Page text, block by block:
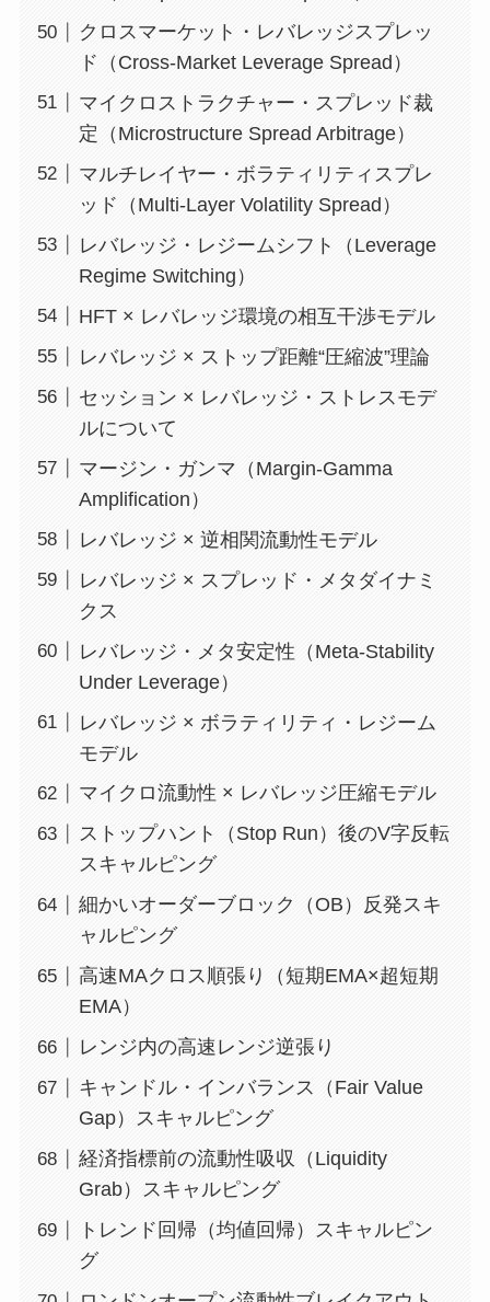
クロスマーケット・レバレッジスプレッ
ド（Cross-Market Leverage Spread）
マイクロストラクチャー・スプレッド裁
定（Microstructure Spread Arbitrage）
マルチレイヤー・ボラティリティスプレ
ッド（Multi-Layer Volatility Spread）
レバレッジ・レジームシフト（Leverage
Regime Switching）
HFT × レバレッジ環境の相互干渉モデル
レバレッジ × ストップ距離“圧縮波”理論
セッション × レバレッジ・ストレスモデ
ルについて
マージン・ガンマ（Margin-Gamma
Amplification）
レバレッジ × 逆相関流動性モデル
レバレッジ × スプレッド・メタダイナミ
クス
レバレッジ・メタ安定性（Meta-Stability
Under Leverage）
レバレッジ × ボラティリティ・レジーム
モデル
マイクロ流動性 × レバレッジ圧縮モデル
ストップハント（Stop Run）後のV字反転
スキャルピング
細かいオーダーブロック（OB）反発スキ
ャルピング
高速MAクロス順張り（短期EMA×超短期
EMA）
レンジ内の高速レンジ逆張り
キャンドル・インバランス（Fair Value
Gap）スキャルピング
経済指標前の流動性吸収（Liquidity
Grab）スキャルピング
トレンド回帰（均値回帰）スキャルピン
グ